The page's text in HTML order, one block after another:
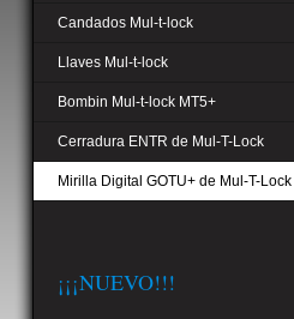
Candados Mul-t-lock
Llaves Mul-t-lock
Bombin Mul-t-lock MT5+
Cerradura ENTR de Mul-T-Lock
Mirilla Digital GOTU+ de Mul-T-Lock
¡¡¡NUEVO!!!